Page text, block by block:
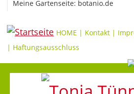
Meine Gartenseite: botanio.de
HOME | Kontakt |
| Haftungsausschluss